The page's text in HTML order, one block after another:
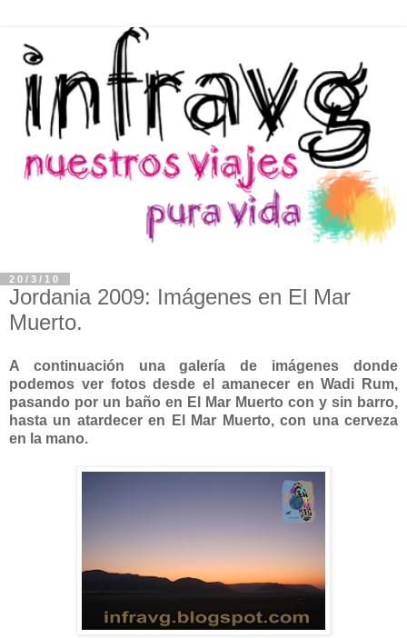
20/3/10
Jordania 2009: Imágenes en El Mar
Muerto.
A continuación una galería de imágenes donde
podemos ver fotos desde el amanecer en Wadi Rum,
pasando por un baño en El Mar Muerto con y sin barro,
hasta un atardecer en El Mar Muerto, con una cerveza
en la mano.